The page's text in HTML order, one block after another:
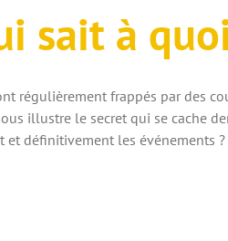
sait à
régulièrement frappés par des
illustre le secret qui se cache
et définitivement les événements ?